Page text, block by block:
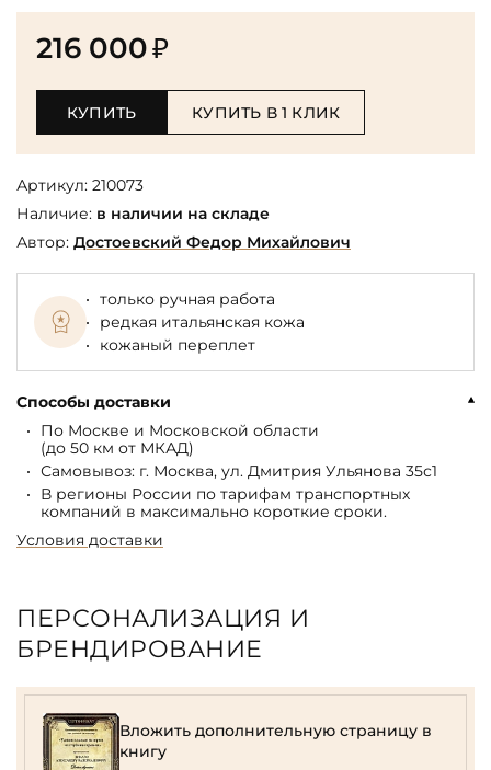
216 000₽
КУПИТЬ КУПИТЬ В 1 КЛИК
Артикул: 210073
Наличие: в наличии на складе
Автор: Достоевский Федор Михайлович
только ручная работа
редкая итальянская кожа
кожаный переплет
Способы доставки
По Москве и Московской области
(до 50 км от МКАД)
Самовывоз: г. Москва, ул. Дмитрия Ульянова 35с1
В регионы России по тарифам транспортных
компаний в максимально короткие сроки.
Условия доставки
ПЕРСОНАЛИЗАЦИЯ И
БРЕНДИРОВАНИЕ
Вложить дополнительную страницу в
книгу